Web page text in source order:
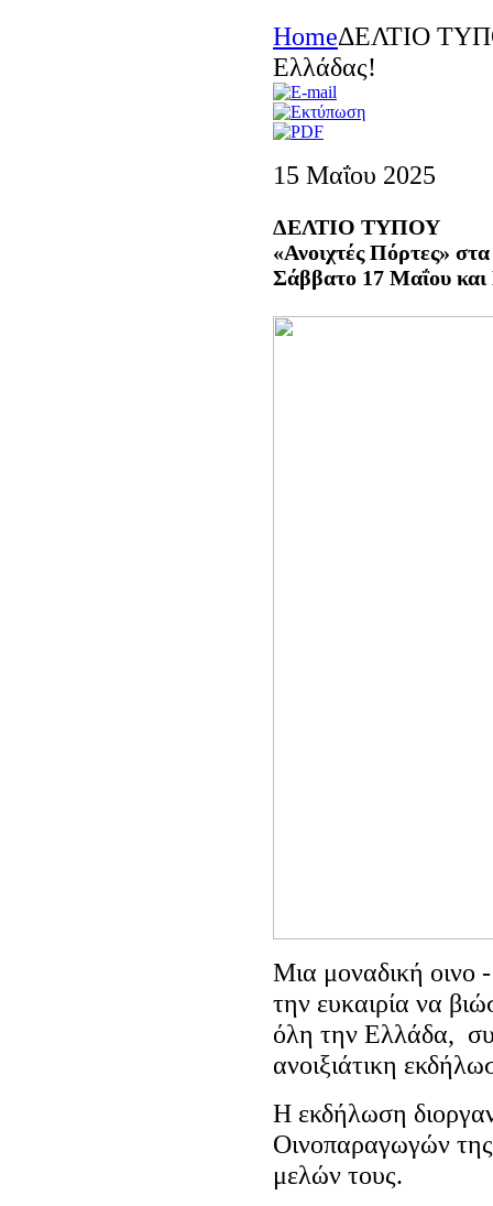
HomeΔΕΛΤΙΟ
Ελλάδας!
15 Μαΐου 2025
ΔΕΛΤΙΟ ΤΥΠΟΥ
«Ανοιχτές Πόρτες»
Σάββατο 17 Μαΐου
Μια μοναδική οινο -
την ευκαιρία να
όλη την Ελλάδα,
ανοιξιάτικη
Η εκδήλωση
Οινοπαραγωγών της
μελών τους.